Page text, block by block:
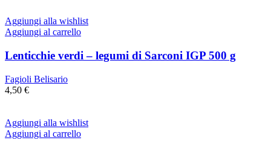
Aggiungi alla wishlist
Aggiungi al carrello
Lenticchie verdi – legumi di Sarconi IGP 500 g
Fagioli Belisario
4,50 €
Aggiungi alla wishlist
Aggiungi al carrello